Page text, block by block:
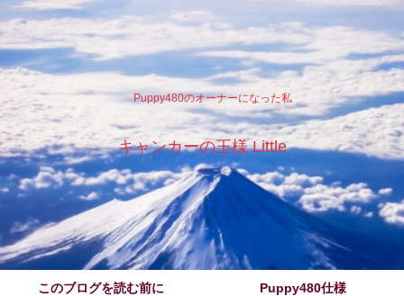
Puppy480のオーナーになった私
キャンカーの王様 Little
このブログを読む前に Puppy480仕様